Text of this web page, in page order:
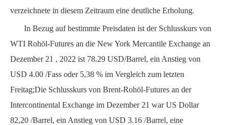
verzeichnete in diesem Zeitraum eine deutliche Erholung.
In Bezug auf bestimmte Preisdaten ist der Schlusskurs von
WTI Rohöl-Futures an die New York Mercantile Exchange an
Dezember 21 , 2022 ist 78.29 USD/Barrel, ein Anstieg von
USD 4.00 /Fass oder 5,38 % im Vergleich zum letzten
Freitag;Die Schlusskurs von Brent-Rohöl-Futures an der
Intercontinental Exchange im Dezember 21 warUS Dollar
82,20 /Barrel, ein Anstieg von USD 3.16 /Barrel, eine